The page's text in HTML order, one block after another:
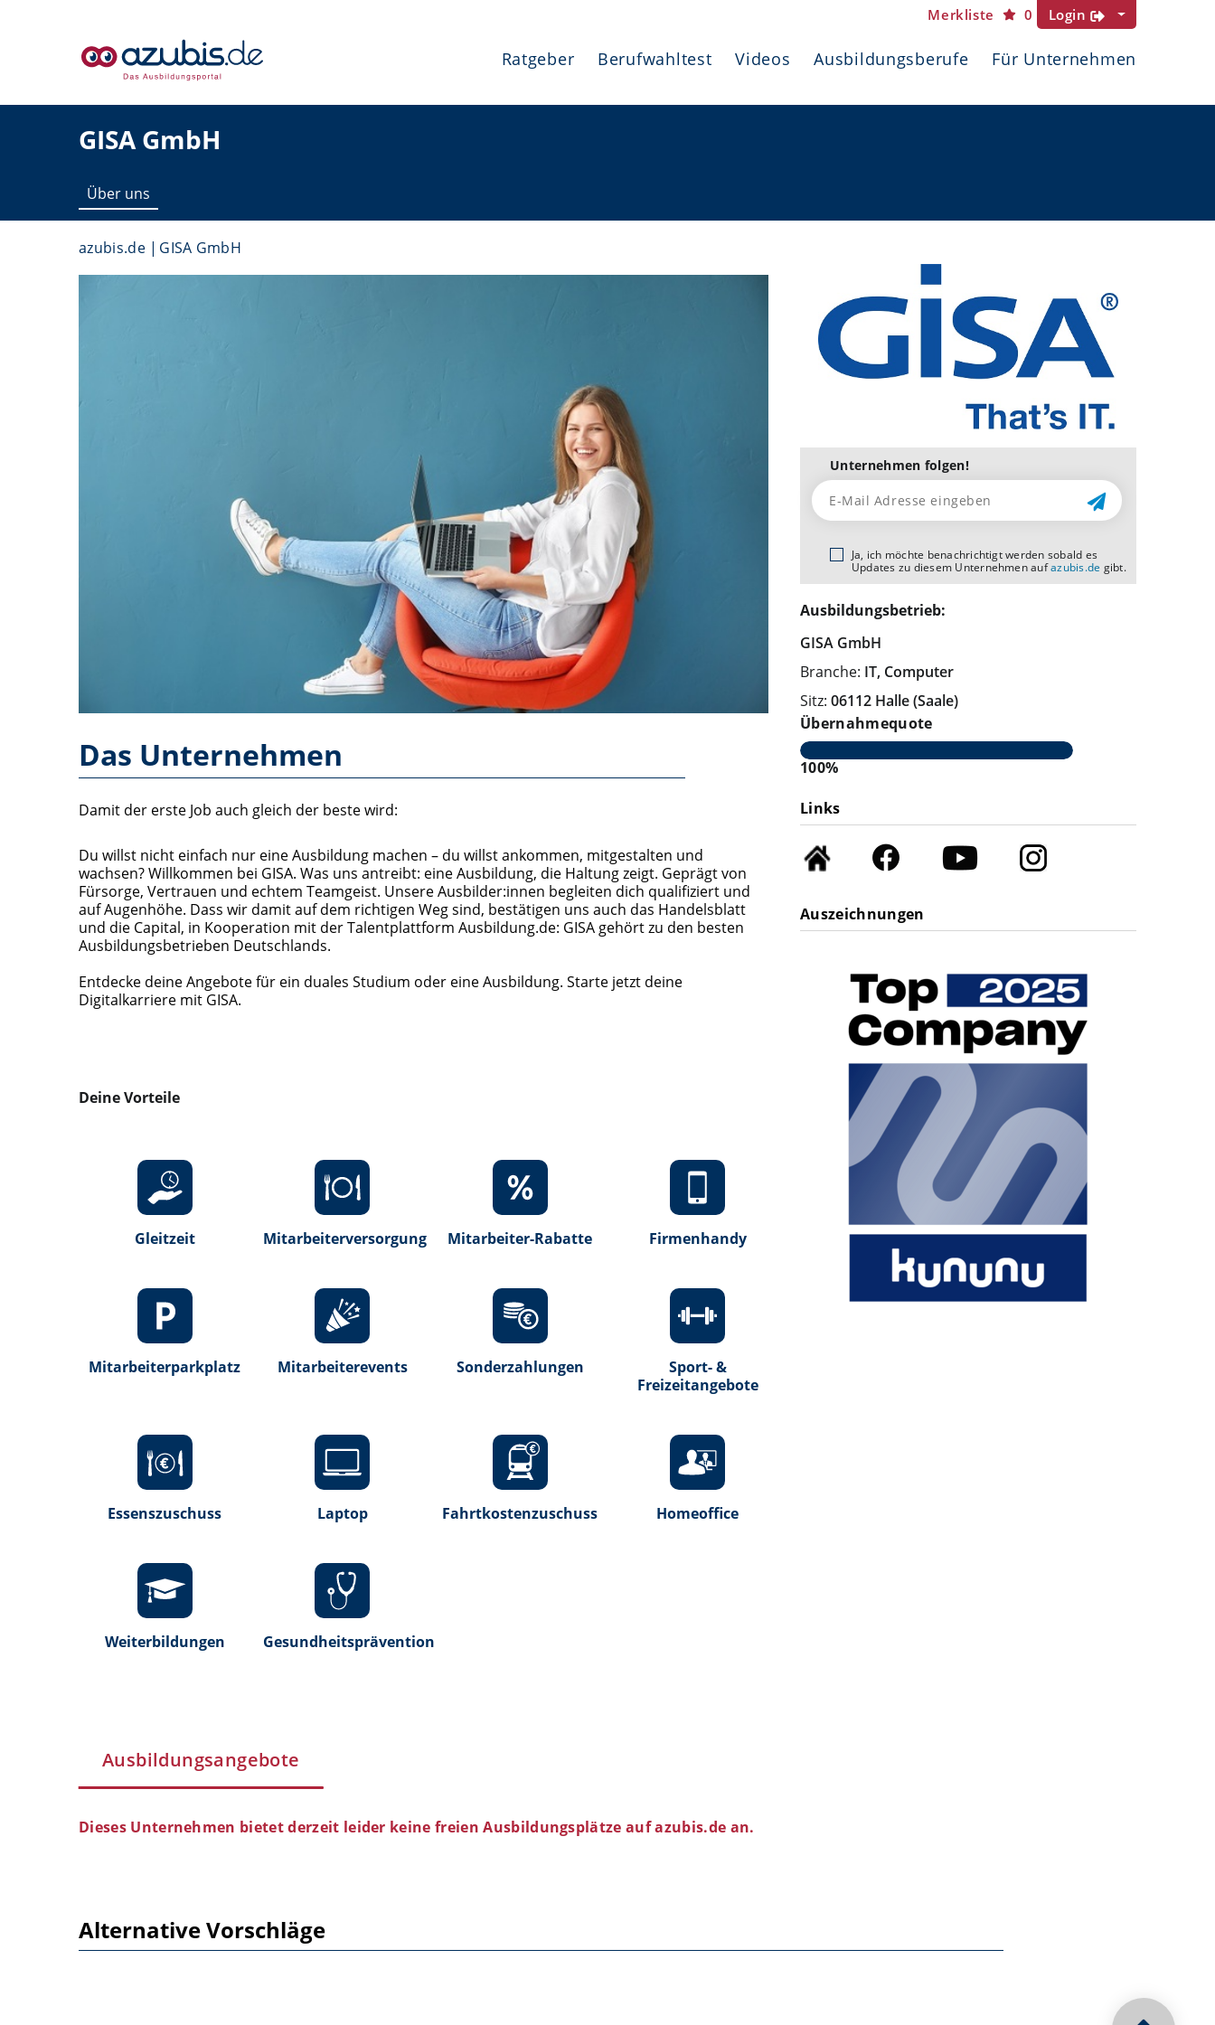
Merkliste 0 Login
Ratgeber Berufwahltest Videos Ausbildungsberufe Für Unternehmen
GISA GmbH
Über uns
azubis.de GISA GmbH
Das Unternehmen
Damit der erste Job auch gleich der beste wird:
Du willst nicht einfach nur eine Ausbildung machen – du willst ankommen, mitgestalten und
wachsen? Willkommen bei GISA. Was uns antreibt: eine Ausbildung, die Haltung zeigt. Geprägt von
Fürsorge, Vertrauen und echtem Teamgeist. Unsere Ausbilder:innen begleiten dich qualifiziert und
auf Augenhöhe. Dass wir damit auf dem richtigen Weg sind, bestätigen uns auch das Handelsblatt
und die Capital, in Kooperation mit der Talentplattform Ausbildung.de: GISA gehört zu den besten
Ausbildungsbetrieben Deutschlands.
Entdecke deine Angebote für ein duales Studium oder eine Ausbildung. Starte jetzt deine
Digitalkarriere mit GISA.
Deine Vorteile
Gleitzeit Mitarbeiterversorgung Mitarbeiter-Rabatte Firmenhandy
Mitarbeiterparkplatz Mitarbeiterevents Sonderzahlungen
Sport- &
Freizeitangebote
Essenszuschuss Laptop Fahrtkostenzuschuss Homeoffice
Weiterbildungen Gesundheitsprävention
Unternehmen folgen!
Ja, ich möchte benachrichtigt werden sobald es
Updates zu diesem Unternehmen aufazubis.de gibt.
Ausbildungsbetrieb:
GISA GmbH
Branche: IT, Computer
Sitz: 06112 Halle (Saale)
Übernahmequote
100%
Links
Auszeichnungen
Ausbildungsangebote
Dieses Unternehmen bietet derzeit leider keine freien Ausbildungsplätze auf azubis.de an.
Alternative Vorschläge